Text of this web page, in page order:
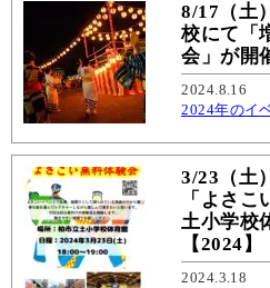
8/17（土
校にて「
会」が開
2024.8.16
2024年のイ
3/23（土
「よさ
土小学校
【2024】
2024.3.18